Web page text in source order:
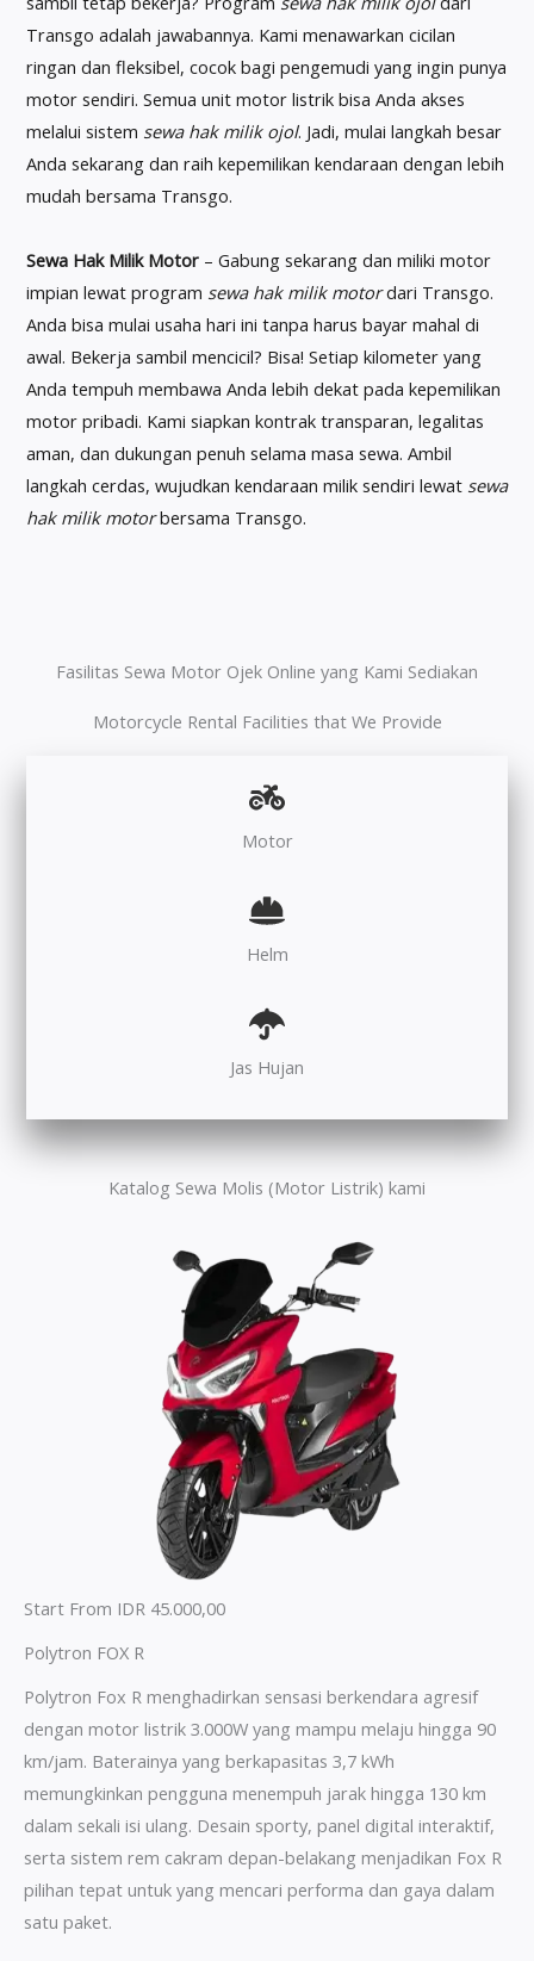
Transgo adalah jawabannya. Kami menawarkan cicilan
ringan dan fleksibel, cocok bagi pengemudi yang ingin punya
motor sendiri. Semua unit motor listrik bisa Anda akses
melalui sistem sewa hak milik ojol. Jadi, mulai langkah besar
Anda sekarang dan raih kepemilikan kendaraan dengan lebih
mudah bersama Transgo.
Sewa Hak Milik Motor– Gabung sekarang dan miliki motor
impian lewat program sewa hak milik motordari Transgo.
Anda bisa mulai usaha hari ini tanpa harus bayar mahal di
awal. Bekerja sambil mencicil? Bisa! Setiap kilometer yang
Anda tempuh membawa Anda lebih dekat pada kepemilikan
motor pribadi. Kami siapkan kontrak transparan, legalitas
aman, dan dukungan penuh selama masa sewa. Ambil
langkah cerdas, wujudkan kendaraan milik sendiri lewat sewa
hak milik motorbersama Transgo.
Fasilitas Sewa Motor Ojek Online yang Kami Sediakan
Motorcycle Rental Facilities that We Provide
Motor
Helm
Jas Hujan
Katalog Sewa Molis (Motor Listrik) kami
Start From IDR 45.000,00
Polytron FOX R
Polytron Fox R menghadirkan sensasi berkendara agresif
dengan motor listrik 3.000W yang mampu melaju hingga 90
km/jam. Baterainya yang berkapasitas 3,7 kWh
memungkinkan pengguna menempuh jarak hingga 130 km
dalam sekali isi ulang. Desain sporty, panel digital interaktif,
serta sistem rem cakram depan-belakang menjadikan Fox R
pilihan tepat untuk yang mencari performa dan gaya dalam
satu paket.